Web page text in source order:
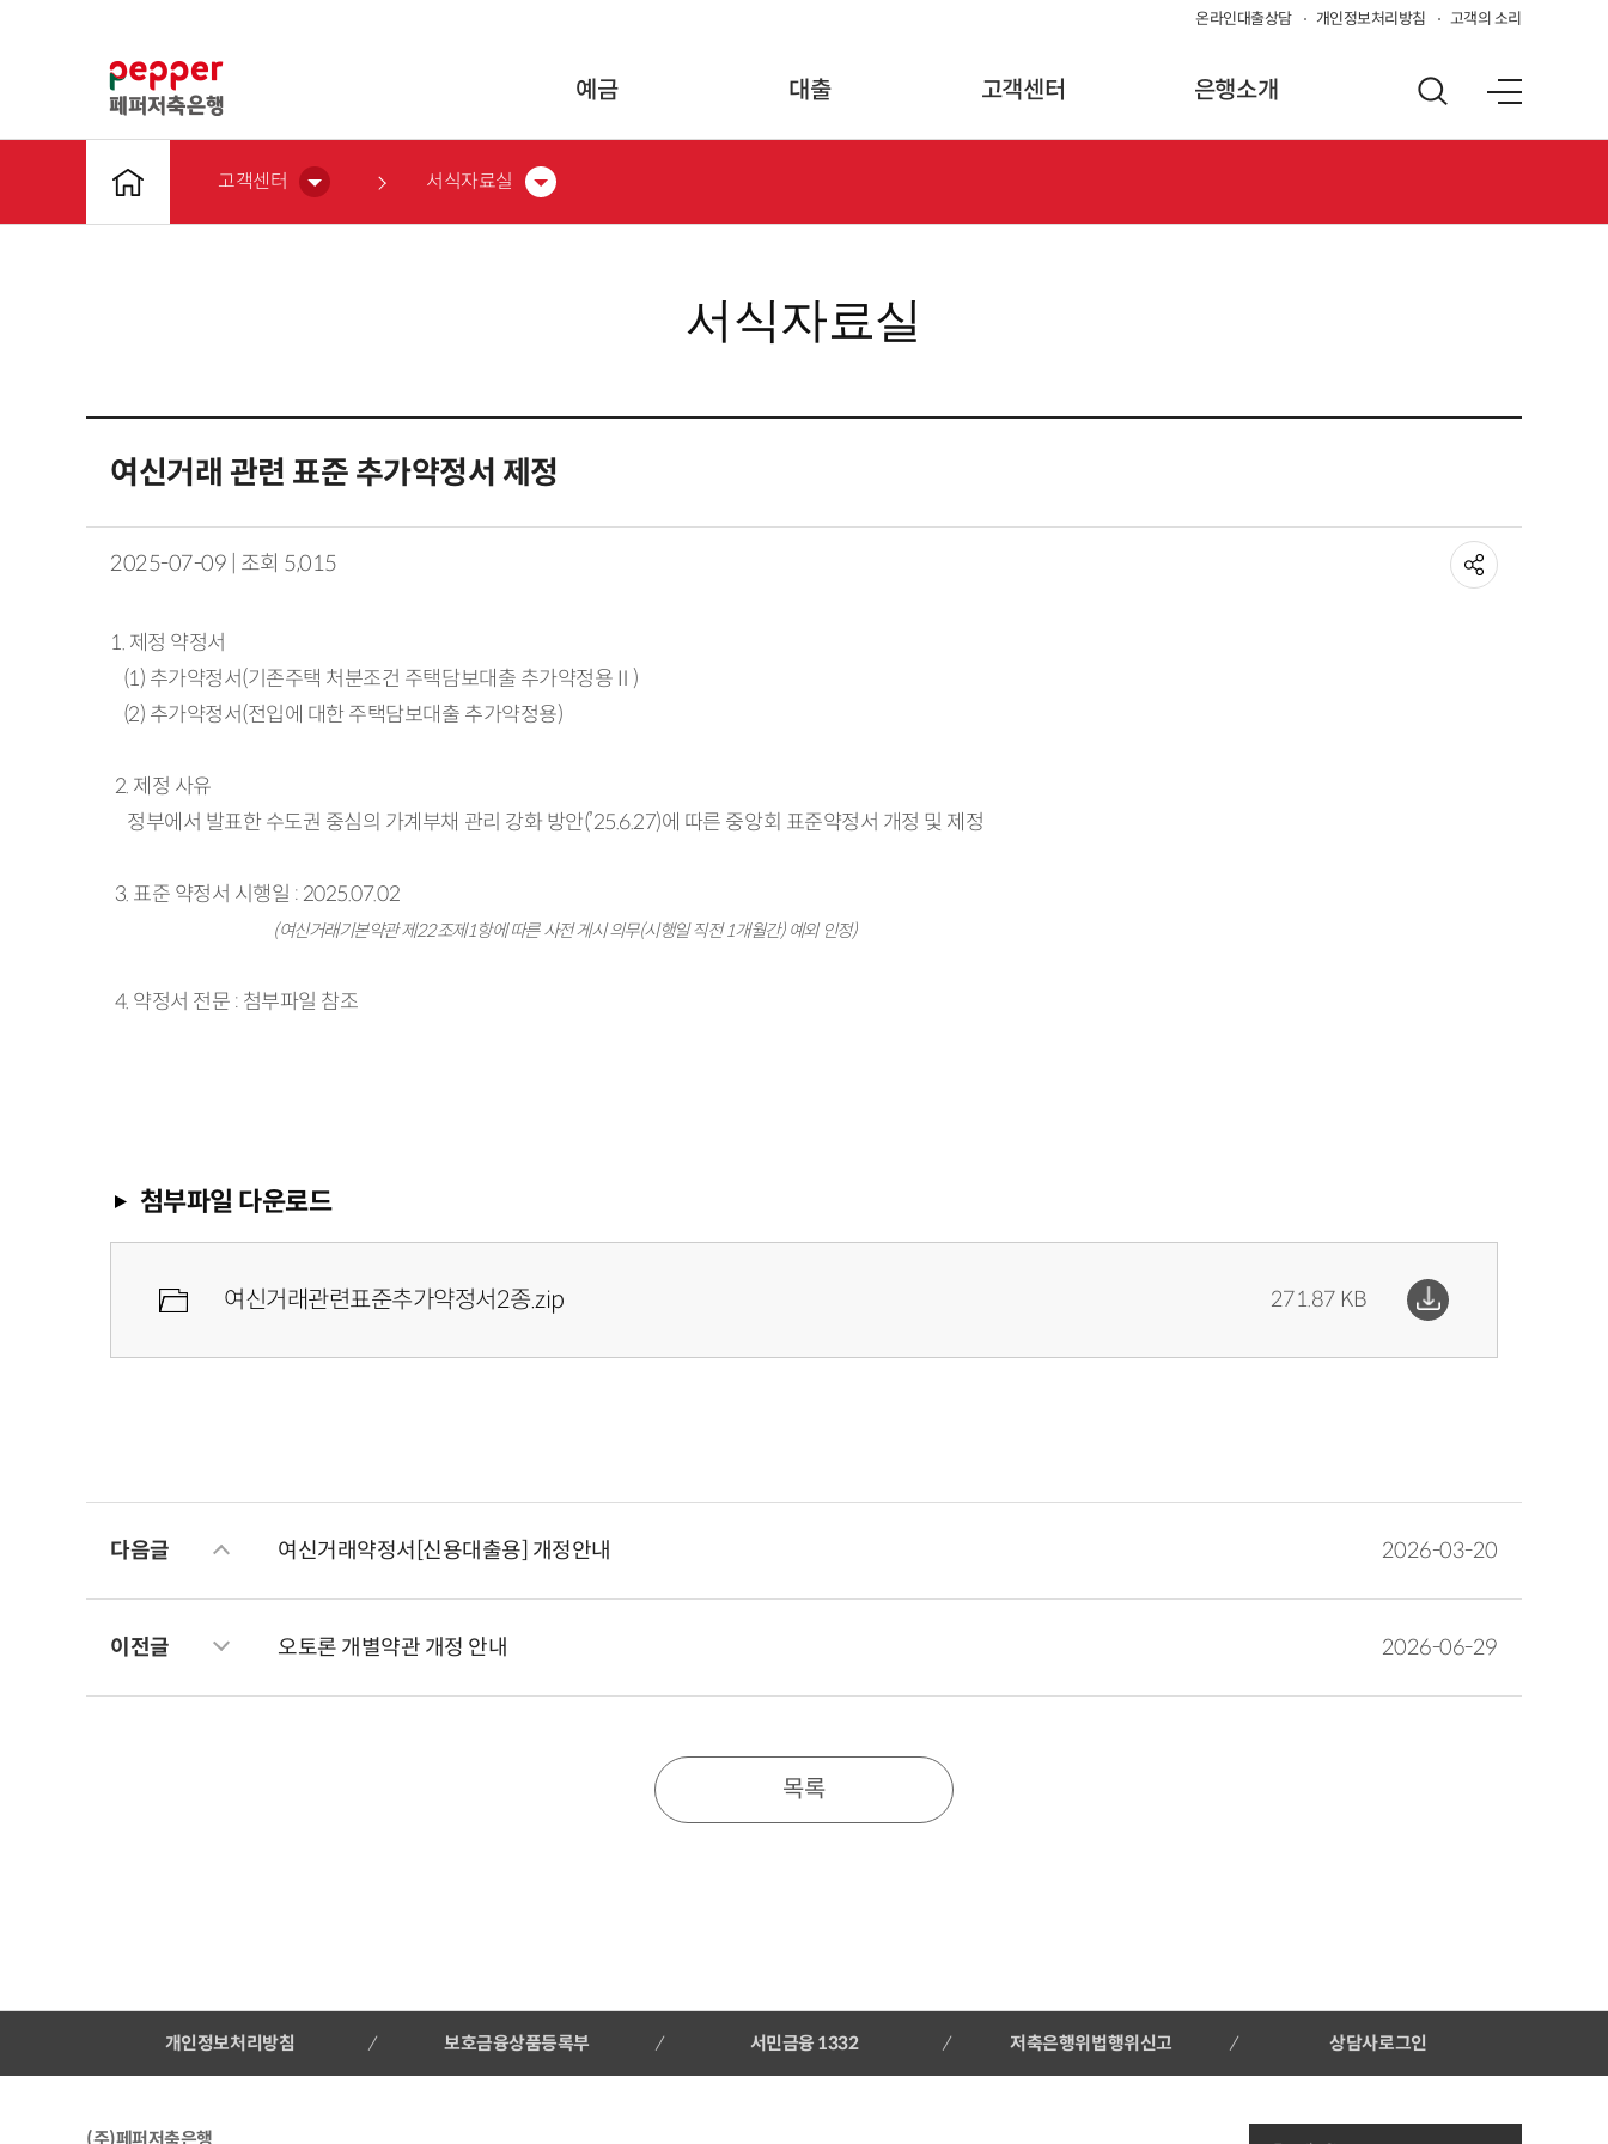
온라인대출상담 개인정보처리방침 고객의 소리
예금 대출 고객센터 은행소개
고객센터 서식자료실
서식자료실
여신거래 관련 표준 추가약정서 제정
2025-07-09 | 조회 5,015
1. 제정 약정서
(1) 추가약정서(기존주택 처분조건 주택담보대출 추가약정용Ⅱ)
(2) 추가약정서(전입에 대한 주택담보대출 추가약정용)
2. 제정 사유
정부에서 발표한 수도권 중심의 가계부채 관리 강화 방안(’25.6.27)에 따른 중앙회 표준약정서 개정 및 제정
3. 표준 약정서 시행일 : 2025.07.02
(여신거래기본약관 제22조제1항에 따른 사전 게시 의무(시행일 직전 1개월간) 예외 인정)
4. 약정서 전문 : 첨부파일 참조
첨부파일 다운로드
여신거래관련표준추가약정서2종.zip 271.87 KB
다음글 여신거래약정서[신용대출용] 개정안내 2026-03-20
이전글 오토론 개별약관 개정 안내 2026-06-29
목록
개인정보처리방침 보호금융상품등록부 서민금융 1332 저축은행위법행위신고 상담사로그인
(주)페퍼저축은행